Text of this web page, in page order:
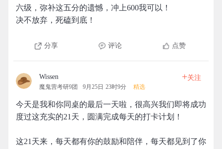
六级，弥补这五分的遗憾，冲上600我可以！
决不放弃，死磕到底！
分享 评论 点赞
Wissen
魔鬼营考研9团 9月25日 23时9分 精选
+关注
今天是我和你同桌的最后一天啦，很高兴我们即将成功
度过这充实的21天，圆满完成每天的打卡计划！
这21天来，每天都有你的鼓励和陪伴，每天都见到了你